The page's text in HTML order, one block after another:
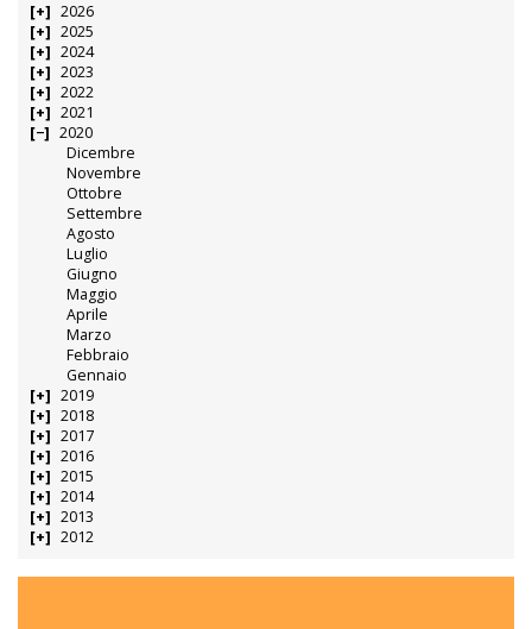
2026
2025
2024
2023
2022
2021
2020
Dicembre
Novembre
Ottobre
Settembre
Agosto
Luglio
Giugno
Maggio
Aprile
Marzo
Febbraio
Gennaio
2019
2018
2017
2016
2015
2014
2013
2012